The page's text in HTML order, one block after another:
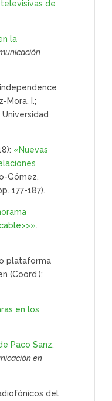
de
la
Mora, I.;
Universidad
«Nuevas
Gómez,
177-187).
.
plataforma
(Coord.):
en los
Paco Sanz,
en
del